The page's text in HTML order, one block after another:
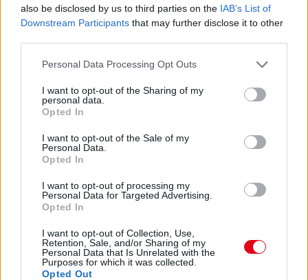
also be disclosed by us to third parties on the IAB’s List of
Downstream Participants that may further disclose it to other
Please note that this website/app uses one or more Google
not limited to your visit or usage behaviour. You may click to
grant or deny consent to Google and its third-party tags to
use your data for below specified purposes in below Google
consent section.
Personal Data Processing Opt Outs
I want to opt-out of the Sharing of my
personal data.
Opted In
I want to opt-out of the Sale of my
Personal Data.
Opted In
I want to opt-out of processing my
Personal Data for Targeted Advertising.
Opted In
I want to opt-out of Collection, Use,
Retention, Sale, and/or Sharing of my
Personal Data that Is Unrelated with the
Purposes for which it was collected.
Opted Out
5 órája